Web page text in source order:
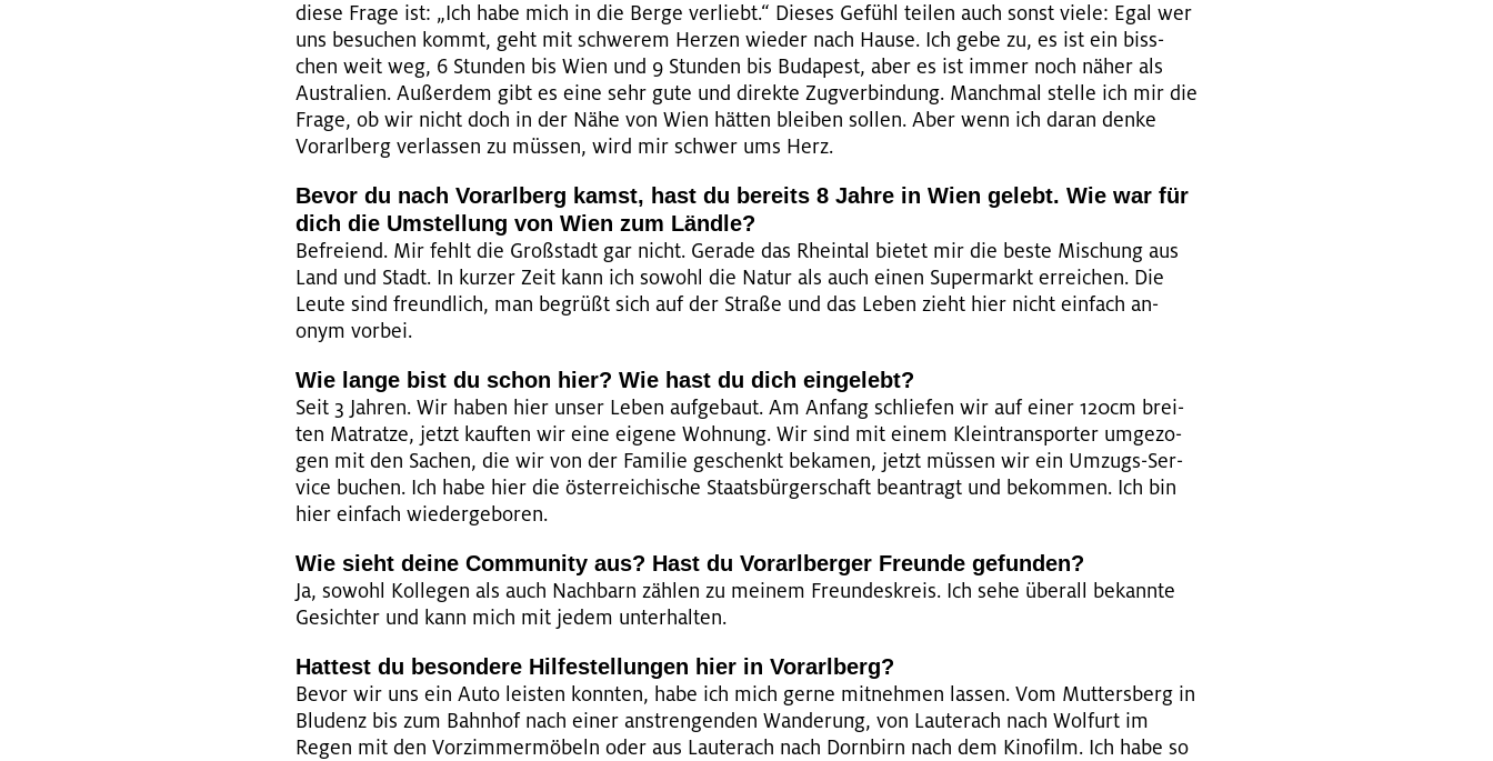
diese Frage ist: „Ich habe mich in die Berge ver­liebt.“ Die­ses Ge­fühl tei­len auch sonst viele: Egal wer
uns be­su­chen kommt, geht mit schwe­rem Her­zen wie­der nach Hause. Ich gebe zu, es ist ein biss­
chen weit weg, 6 Stun­den bis Wien und 9 Stun­den bis Bu­da­pest, aber es ist immer noch näher als
Aus­tra­li­en. Au­ßer­dem gibt es eine sehr gute und di­rek­te Zug­ver­bin­dung. Manch­mal stel­le ich mir die
Frage, ob wir nicht doch in der Nähe von Wien hät­ten blei­ben sol­len. Aber wenn ich daran denke
Vor­arl­berg ver­las­sen zu müs­sen, wird mir schwer ums Herz.
Bevor du nach Vor­arl­berg kamst, hast du be­reits 8 Jahre in Wien ge­lebt. Wie war für
dich die Um­stel­lung von Wien zum Länd­le?
Be­frei­end. Mir fehlt die Gro­ß­stadt gar nicht. Ge­ra­de das Rhein­tal bie­tet mir die beste Mi­schung aus
Land und Stadt. In kur­zer Zeit kann ich so­wohl die Natur als auch einen Su­per­markt er­rei­chen. Die
Leute sind freund­lich, man be­grü­ßt sich auf der Stra­ße und das Leben zieht hier nicht ein­fach an­
onym vor­bei.
Wie lange bist du schon hier? Wie hast du dich ein­ge­lebt?
Seit 3 Jah­ren. Wir haben hier unser Leben auf­ge­baut. Am An­fang schlie­fen wir auf einer 120cm brei­
ten Ma­trat­ze, jetzt kauf­ten wir eine ei­ge­ne Woh­nung. Wir sind mit einem Klein­trans­por­ter um­ge­zo­
gen mit den Sa­chen, die wir von der Fa­mi­lie ge­schenkt be­ka­men, jetzt müs­sen wir ein Um­zugs-Ser­
vice bu­chen. Ich habe hier die ös­ter­rei­chi­sche Staats­bür­ger­schaft be­an­tragt und be­kom­men. Ich bin
hier ein­fach wie­der­ge­bo­ren.
Wie sieht deine Com­mu­ni­ty aus? Hast du Vor­arl­ber­ger Freun­de ge­fun­den?
Ja, so­wohl Kol­le­gen als auch Nach­barn zäh­len zu mei­nem Freun­des­kreis. Ich sehe über­all be­kann­te
Ge­sich­ter und kann mich mit jedem un­ter­hal­ten.
Hat­test du be­son­de­re Hil­fe­stel­lun­gen hier in Vor­arl­berg?
Bevor wir uns ein Auto leis­ten konn­ten, habe ich mich gerne mit­neh­men las­sen. Vom Mut­ter­s­berg in
Blu­denz bis zum Bahn­hof nach einer an­stren­gen­den Wan­de­rung, von Lau­ter­ach nach Wol­furt im
Regen mit den Vor­zim­mer­mö­beln oder aus Lau­ter­ach nach Dorn­birn nach dem Ki­no­film. Ich habe so